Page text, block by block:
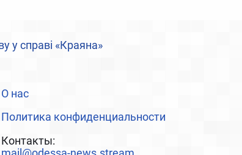
у справі «Краяна»
О нас
Политика конфиденциальности
Контакты: